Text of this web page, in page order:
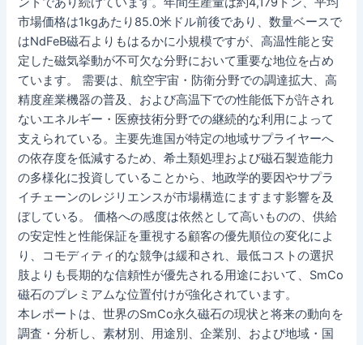
市場価格は1kgあたり85.0米ドル前後であり、数量ベースで
はNdFeB磁石よりもはるかに小規模ですが、高温性能と安
定した磁気挙動が不可欠な分野において重要な地位を占め
ています。 需要は、航空宇宙・防衛分野での調達拡大、高
精度産業機器の普及、および高温下での性能低下が許され
ないエネルギー・医療技術分野での継続的な利用によって
支えられている。主要先進国が特定の地域サプライヤーへ
の依存度を低減するため、希土類処理および磁石製造能力
の多様化に投資していることから、地政学的要因やサプラ
イチェーンのレジリエンスが市場構造にますます影響を及
ぼしている。 価格への感度は依然として高いものの、供給
の安定性と性能保証を重視する顧客の優先順位の変化によ
り、コモディティ的な競争は緩和され、最低コストの選択
肢よりも長期的な信頼性が優先される用途において、SmCo
磁石のプレミアムな位置付けが強化されています。
本レポートは、世界のSmCo永久磁石の現状と将来の動向を
調査・分析し、素材別、用途別、企業別、および地域・国